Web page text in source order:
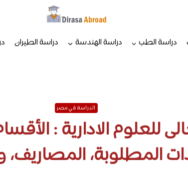
دراسة الطب دراسة الهندسة دراسة الطيران
الدراسة في مصر
للعلوم الادارية :
المطلوبة، المصاريف،